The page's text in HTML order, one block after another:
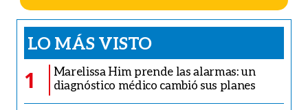
LO MÁS VISTO
1
Marelissa Him prende las alarmas: un
diagnóstico médico cambió sus planes